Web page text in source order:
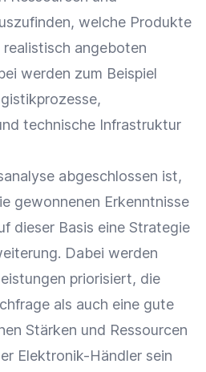
welche Produkte
angeboten
werden zum Beispiel
technische Infrastruktur
abgeschlossen ist,
gewonnenen Erkenntnisse
dieser Basis eine Strategie
Dabei werden
priorisiert, die
als auch eine gute
Stärken und Ressourcen
Elektronik-Händler sein